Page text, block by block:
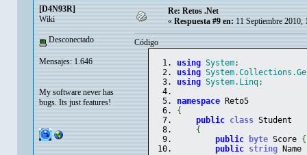
[D4N93R]
Wiki
Desconectado
Mensajes: 1.646
My software never has
bugs. Its just features!
Re: Retos .Net
« Respuesta #9 en: 11 Septiembre 2010,
Código
using System;
using
using System.Linq;
namespace Reto5
{
public class Student
{
public
byte Score {
public string Name